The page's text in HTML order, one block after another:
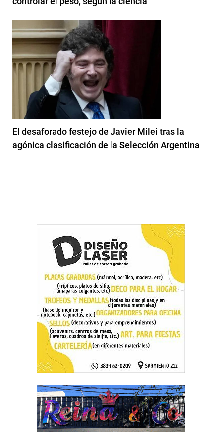
El desaforado festejo de Javier Milei tras la
agónica clasificación de la Selección Argentina